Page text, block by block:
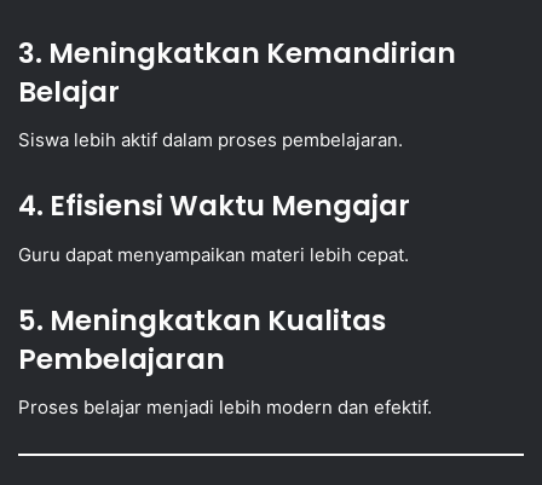
3. Meningkatkan Kemandirian
Belajar
Siswa lebih aktif dalam proses pembelajaran.
4. Efisiensi Waktu Mengajar
Guru dapat menyampaikan materi lebih cepat.
5. Meningkatkan Kualitas
Pembelajaran
Proses belajar menjadi lebih modern dan efektif.